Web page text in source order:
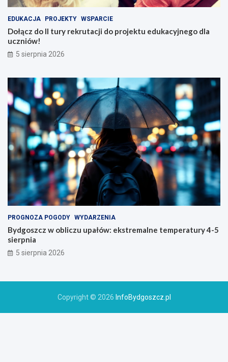
EDUKACJA PROJEKTY WSPARCIE
Dołącz do II tury rekrutacji do projektu edukacyjnego dla
uczniów!
5 sierpnia 2026
PROGNOZA POGODY WYDARZENIA
Bydgoszcz w obliczu upałów: ekstremalne temperatury 4-5
sierpnia
5 sierpnia 2026
Copyright © 2026 InfoBydgoszcz.pl